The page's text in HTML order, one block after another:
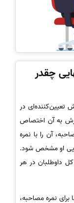
چقدر
در
کل پذیرش به آن اختصاص
آن را با نمره
او مشخص شود.
داوطلبان در هر
نمره مصاحبه،